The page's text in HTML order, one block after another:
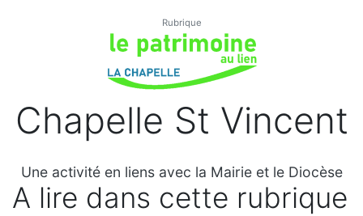
Rubrique
Chapelle St Vincent
Une activité en liens avec la Mairie et le Diocèse
A lire dans cette rubrique